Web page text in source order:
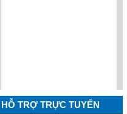
HỖ TRỢ TRỰC TUYẾN